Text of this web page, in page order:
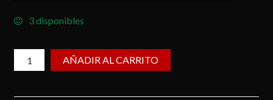
3 disponibles
Bulbo
Project
AÑADIR AL CARRITO